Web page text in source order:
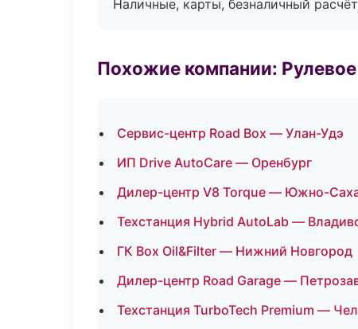
Наличные, карты, безналичный
Похожие компании: Рулевое
Сервис-центр Road Box — Улан-Удэ
ИП Drive AutoCare — Оренбург
Дилер-центр V8 Torque — Южно-
Техстанция Hybrid AutoLab —
ГК Box Oil&Filter — Нижний Новгород
Дилер-центр Road Garage —
Техстанция TurboTech Premium —